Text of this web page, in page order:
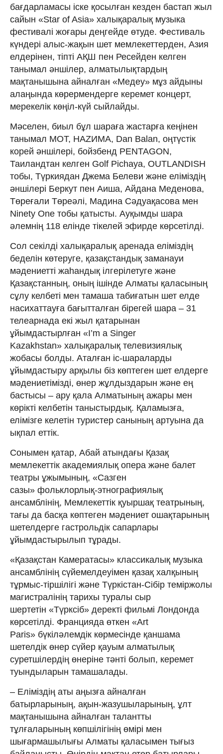
бағдарламасы іске қосылған кезден бастап жыл
сайын «Star of Asіa» халықаралық музыка
фестивалі жоғары деңгейде өтуде. Фестиваль
күндері алыс-жақын шет мемлекеттерден, Азия
елдерінен, тіпті АҚШ пен Ресейден келген
танымал әншілер, алматылықтардың
мақтанышына айналған «Медеу» мұз айдыны
алаңында көрермендерге керемет концерт,
мерекелік көңіл-күй сыйлайды.
Мәселен, биыл бұл шараға жастарға кеңінен
танымал МОТ, НАZИМА, Dan Balan, оңтүстік
корей әншілері, бойзбенд PENTAGON,
Таиландтан келген Golf Pіchaya, OUTLANDІSH
тобы, Түркиядан Джема Белеви және еліміздің
әншілері Беркут пен Аиша, Айдана Меденова,
Төреғали Төреәлі, Мадина Сәдуақасова мен
Nіnety One тобы қатысты. Ауқымды шара
әлемнің 118 елінде тікелей эфирде көрсетілді.
Сол секілді халықаралық аренада еліміздің
беделін көтеруге, қазақстандық заманауи
мәдениетті жаһандық ілгерілетуге және
Қазақстанның, оның ішінде Алматы қаласының
сұлу келбеті мен тамаша табиғатын шет елде
насихаттауға бағытталған бірегей шара – 31
телеарнада екі жыл қатарынан
ұйымдастырлған «І’m а Sіnger
Kazakhstan» халықаралық телевизиялық
жобасы болды. Аталған іс-шараларды
ұйымдастыру арқылы біз көптеген шет елдерге
мәдениетімізді, өнер жұлдыздарын және ең
бастысы – ару қала Алматының ажары мен
көрікті келбетін таныстырдық. Қаламызға,
елімізге келетін туристер санының артуына да
ықпал еттік.
Сонымен қатар, Абай атындағы Қазақ
мемлекеттік академиялық опера және балет
театры ұжымының, «Сазген
сазы» фольклорлық-этнографиялық
ансамблінің, Мемлекеттік қуыршақ театрының,
тағы да басқа көптеген мәдениет ошақтарының
шетелдерге гастрольдік сапарлары
ұйымдастырылып тұрады.
«Қазақстан Камератасы» классикалық музыка
ансамблінің сүйемелдеуімен қазақ халқының
тұрмыс-тіршілігі және Түркістан-Сібір теміржолы
магистралінің тарихы туралы сыр
шертетін «Түрксіб» деректі фильмі Лондонда
көрсетілді. Францияда өткен «Art
Parіs» бүкіләлемдік көрмесінде қаншама
шетелдік өнер сүйер қауым алматылық
суретшілердің өнеріне тәнті болып, керемет
туындыларын тамашалады.
– Еліміздің аты аңызға айналған
батырларының, ақын-жазушыларының, ұлт
мақтанышына айналған талантты
тұлғаларының көпшілігінің өмірі мен
шығармашылығы Алматы қаласымен тығыз